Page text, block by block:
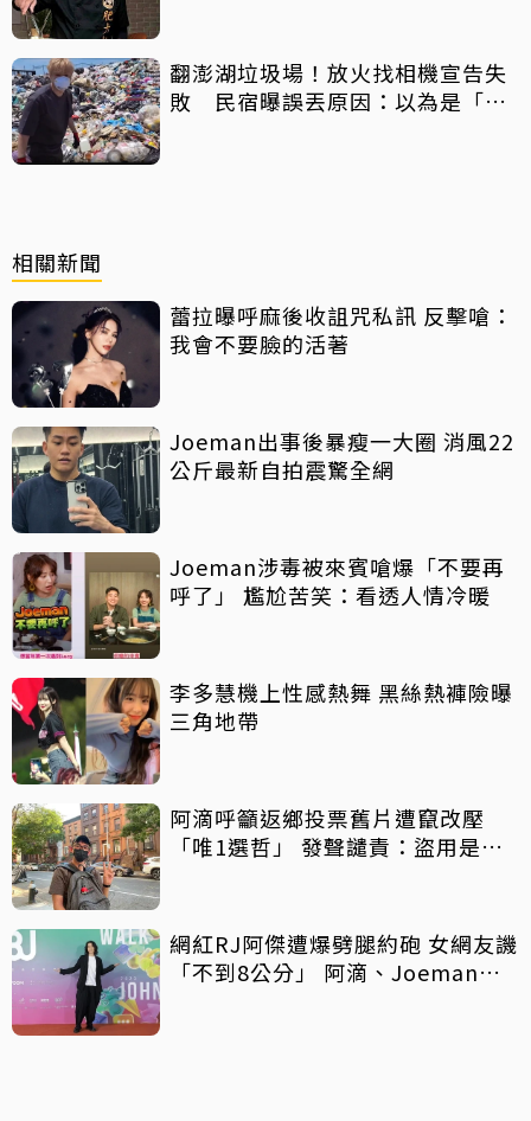
翻澎湖垃圾場！放火找相機宣告失
敗 民宿曝誤丟原因：以為是「按
相關新聞
蕾拉曝呼麻後收詛咒私訊 反擊嗆：
我會不要臉的活著
Joeman出事後暴瘦一大圈 消風22
公斤最新自拍震驚全網
Joeman涉毒被來賓嗆爆「不要再
呼了」 尷尬苦笑：看透人情冷暖
李多慧機上性感熱舞 黑絲熱褲險曝
三角地帶
阿滴呼籲返鄉投票舊片遭竄改壓
「唯1選哲」 發聲譴責：盜用是不
網紅RJ阿傑遭爆劈腿約砲 女網友譏
「不到8公分」 阿滴、Joeman衰